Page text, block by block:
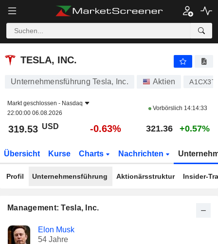
TESLA, INC.
TESLA, INC.
Unternehmensführung Tesla, Inc. Aktien A1CX3T
Markt geschlossen - Nasdaq
22:00:00 06.08.2026
Vorbörslich 14:14:33
319.53 USD -0.63% 321.36 +0.57%
Übersicht Kurse Charts Nachrichten
Profil Unternehmensführung Aktionärsstruktur Insider-
Management: Tesla, Inc.
Manager
Besetzte
Positionen
Elon Musk
54 Jahre